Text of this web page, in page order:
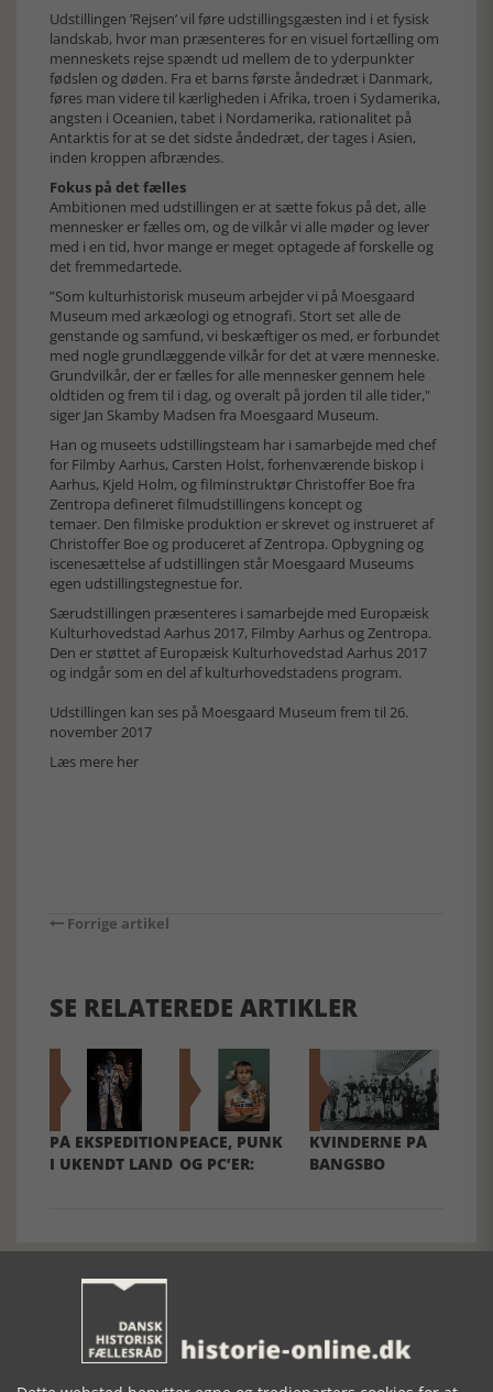
Udstillingen ’Rejsen’ vil føre udstillingsgæsten ind i et fysisk
landskab, hvor man præsenteres for en visuel fortælling om
menneskets rejse spændt ud mellem de to yderpunkter
fødslen og døden. Fra et barns første åndedræt i Danmark,
føres man videre til kærligheden i Afrika, troen i Sydamerika,
angsten i Oceanien, tabet i Nordamerika, rationalitet på
Antarktis for at se det sidste åndedræt, der tages i Asien,
inden kroppen afbrændes.
Fokus på det fælles
Ambitionen med udstillingen er at sætte fokus på det, alle
mennesker er fælles om, og de vilkår vi alle møder og lever
med i en tid, hvor mange er meget optagede af forskelle og
det fremmedartede.
”Som kulturhistorisk museum arbejder vi på Moesgaard
Museum med arkæologi og etnografi. Stort set alle de
genstande og samfund, vi beskæftiger os med, er forbundet
med nogle grundlæggende vilkår for det at være menneske.
Grundvilkår, der er fælles for alle mennesker gennem hele
oldtiden og frem til i dag, og overalt på jorden til alle tider,"
siger Jan Skamby Madsen fra Moesgaard Museum.
Han og museets udstillingsteam har i samarbejde med chef
for Filmby Aarhus, Carsten Holst, forhenværende biskop i
Aarhus, Kjeld Holm, og filminstruktør Christoffer Boe fra
Zentropa defineret filmudstillingens koncept og
temaer. Den filmiske produktion er skrevet og instrueret af
Christoffer Boe og produceret af Zentropa. Opbygning og
iscenesættelse af udstillingen står Moesgaard Museums
egen udstillingstegnestue for.
Særudstillingen præsenteres i samarbejde med Europæisk
Kulturhovedstad Aarhus 2017, Filmby Aarhus og Zentropa.
Den er støttet af Europæisk Kulturhovedstad Aarhus 2017
og indgår som en del af kulturhovedstadens program.
Udstillingen kan ses på Moesgaard Museum frem til 26.
november 2017
Læs mere her
Forrige artikel
SE RELATEREDE ARTIKLER
PÅ EKSPEDITION
I UKENDT LAND
PEACE, PUNK
OG PC’ER:
KVINDERNE PÅ
BANGSBO